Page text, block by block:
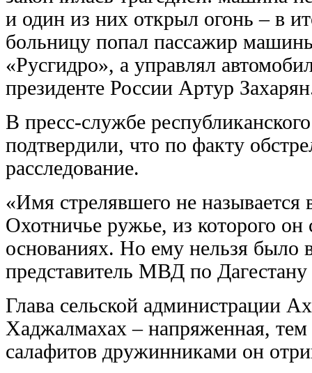
и один из них открыл огонь – в
больницу попал пассажир
«Русгидро», а управлял
президенте России Артур
В пресс-службе
подтвердили, что по факту
расследование.
«Имя стрелявшего не
Охотничье ружье, из которого
основаниях. Но ему нельзя было
представитель МВД по
Глава сельской администрации
Хаджалмахах – напряженная, тем
салафитов дружинниками он